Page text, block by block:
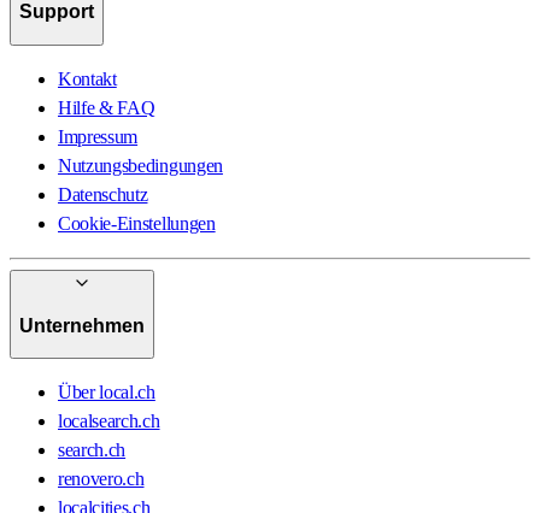
Support
Kontakt
Hilfe & FAQ
Impressum
Nutzungsbedingungen
Datenschutz
Cookie-Einstellungen
Unternehmen
Über local.ch
localsearch.ch
search.ch
renovero.ch
localcities.ch